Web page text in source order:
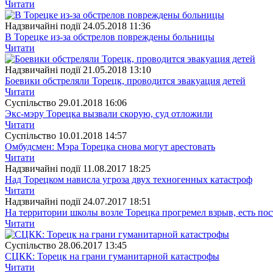
Читати
Надзвичайні події 24.05.2018 11:36
В Торецке из-за обстрелов повреждены больницы
Читати
Надзвичайні події 21.05.2018 13:10
Боевики обстреляли Торецк, проводится эвакуация детей
Читати
Суспiльство 29.01.2018 16:06
Экс-мэру Торецка вызвали скорую, суд отложили
Читати
Суспiльство 10.01.2018 14:57
Омбудсмен: Мэра Торецка снова могут арестовать
Читати
Надзвичайні події 11.08.2017 18:25
Над Торецком нависла угроза двух техногенных катастроф
Читати
Надзвичайні події 24.07.2017 18:51
На территории школы возле Торецка прогремел взрыв, есть
Читати
Суспiльство 28.06.2017 13:45
СЦКК: Торецк на грани гуманитарной катастрофы
Читати